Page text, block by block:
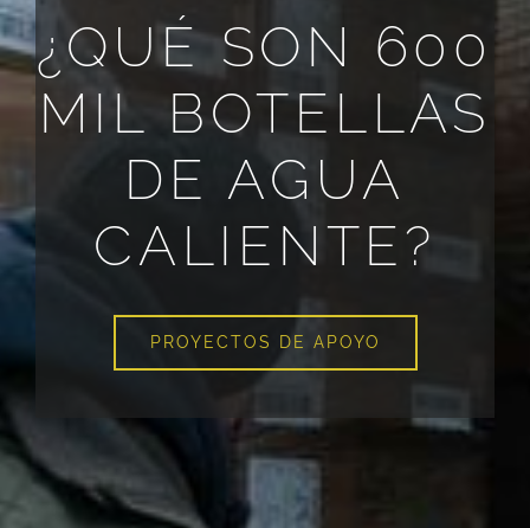
¿QUÉ SON 600
MIL BOTELLAS
DE AGUA
CALIENTE?
PROYECTOS DE APOYO